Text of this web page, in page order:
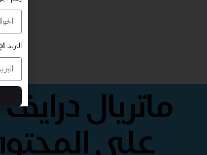
ماتريال
على
البريد